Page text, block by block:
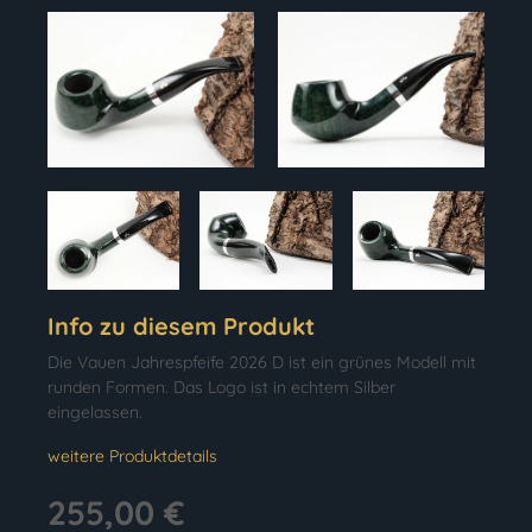
Info zu diesem Produkt
Die Vauen Jahrespfeife 2026 D ist ein grünes Modell mit
runden Formen. Das Logo ist in echtem Silber
eingelassen.
weitere Produktdetails
255,00 €